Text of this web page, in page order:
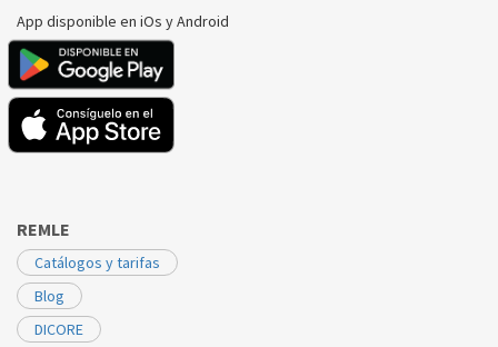
App disponible en iOs y Android
REMLE
Catálogos y tarifas
Blog
DICORE